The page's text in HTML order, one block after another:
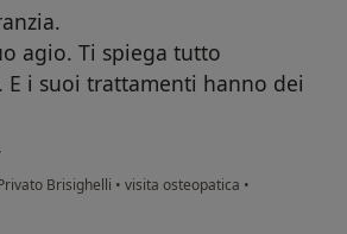
agio. Ti spiega tutto
E i suoi trattamenti hanno dei
Brisighelli • visita osteopatica •
Cristina